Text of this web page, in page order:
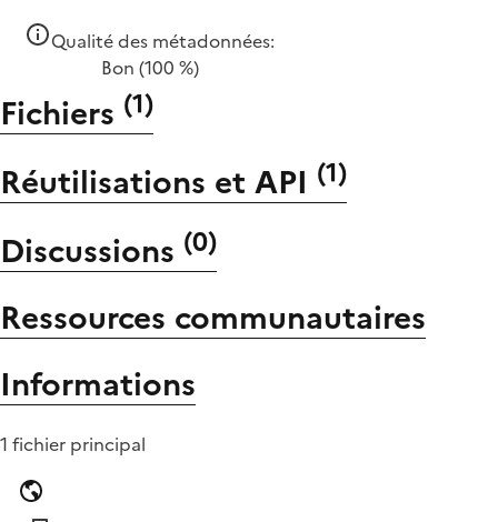
Qualité des métadonnées:
Bon (100 %)
Fichiers (1)
Réutilisations et API (1)
Discussions (0)
Ressources communautaires
Informations
1 fichier principal